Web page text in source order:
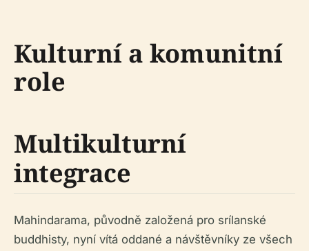
Kulturní a komunitní
role
Multikulturní
integrace
Mahindarama, původně založená pro srílanské
buddhisty, nyní vítá oddané a návštěvníky ze všech